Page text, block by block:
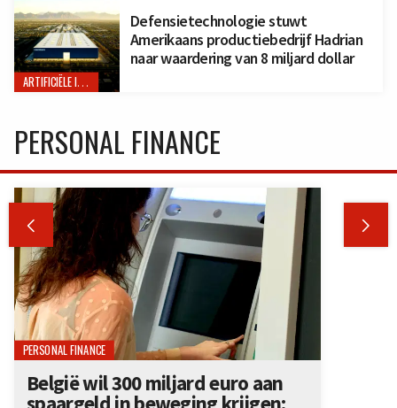
ARTIFICIËLE INTELLIGENTIE
Defensietechnologie stuwt
Amerikaans productiebedrijf Hadrian
naar waardering van 8 miljard dollar
PERSONAL FINANCE
 
PERSONAL FINANCE
België wil 300 miljard euro aan